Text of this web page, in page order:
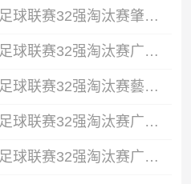
08月04日佛山西甲足球联赛32强淘汰赛肇庆恒骏成VS三七互娱全场录像
08月04日佛山西甲足球联赛32强淘汰赛广东西南建设VS香港圣徒全场录像
08月04日佛山西甲足球联赛32强淘汰赛藝品高國際VS湛江狂狼·粵辉能源全场录像
08月03日佛山西甲足球联赛32强淘汰赛广东客家青年VS广州英华思力U17全场录像
08月03日佛山西甲足球联赛32强淘汰赛广州蜀地红VS广州戴拿模全场录像